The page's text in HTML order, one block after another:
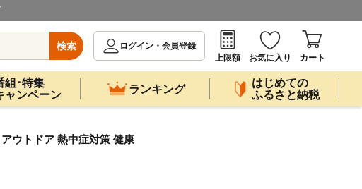
検索
ログイン・会員登録
上限額
お気に入り カート
組･特集
ャンペーン
ランキング
はじめての
ふるさと納税
ウトドア 熱中症対策 健康